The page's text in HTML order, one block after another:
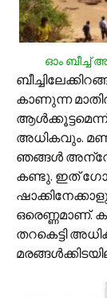
ഓം ബീച്ച്
കാണുന്ന
അധികവും.
ഞങ്ങള്‍
കണ്ടു. ഇത്
ഒരെണ്ണമാണ്.
തറകെട്ടി